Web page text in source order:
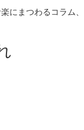
にまつわるコラム